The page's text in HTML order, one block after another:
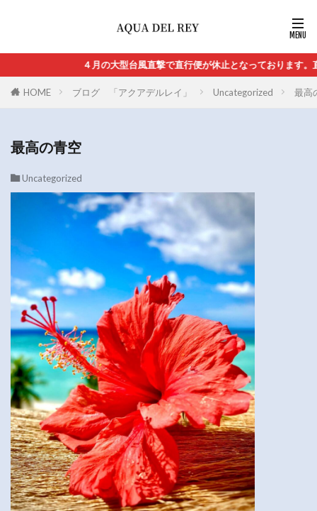
４月の大型台風直撃で直行便が休止となっております。
HOME ブログ 「アクアデルレイ」 Uncategorized 最高
最高の青空
Uncategorized